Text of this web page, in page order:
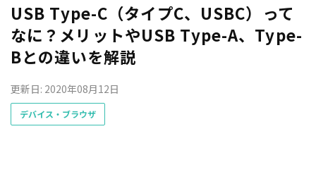
USB Type-C（タイプC、USBC）って
なに？メリットやUSB Type-A、Type-
Bとの違いを解説
更新日: 2020年08月12日
デバイス・ブラウザ